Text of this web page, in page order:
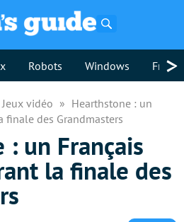
Robots Windows >
Jeux vidéo
Hearthstone : un
finale des Grandmasters
un Français
la finale des